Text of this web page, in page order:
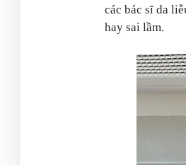
các bác sĩ da
hay sai lầm.